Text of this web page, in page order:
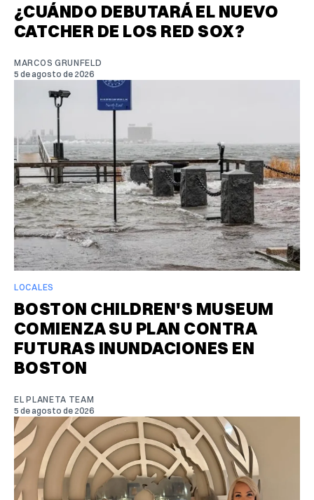
¿CUÁNDO DEBUTARÁ EL NUEVO
CATCHER DE LOS RED SOX?
MARCOS GRUNFELD
5 de agosto de 2026
LOCALES
BOSTON CHILDREN'S MUSEUM
COMIENZA SU PLAN CONTRA
FUTURAS INUNDACIONES EN
BOSTON
EL PLANETA TEAM
5 de agosto de 2026